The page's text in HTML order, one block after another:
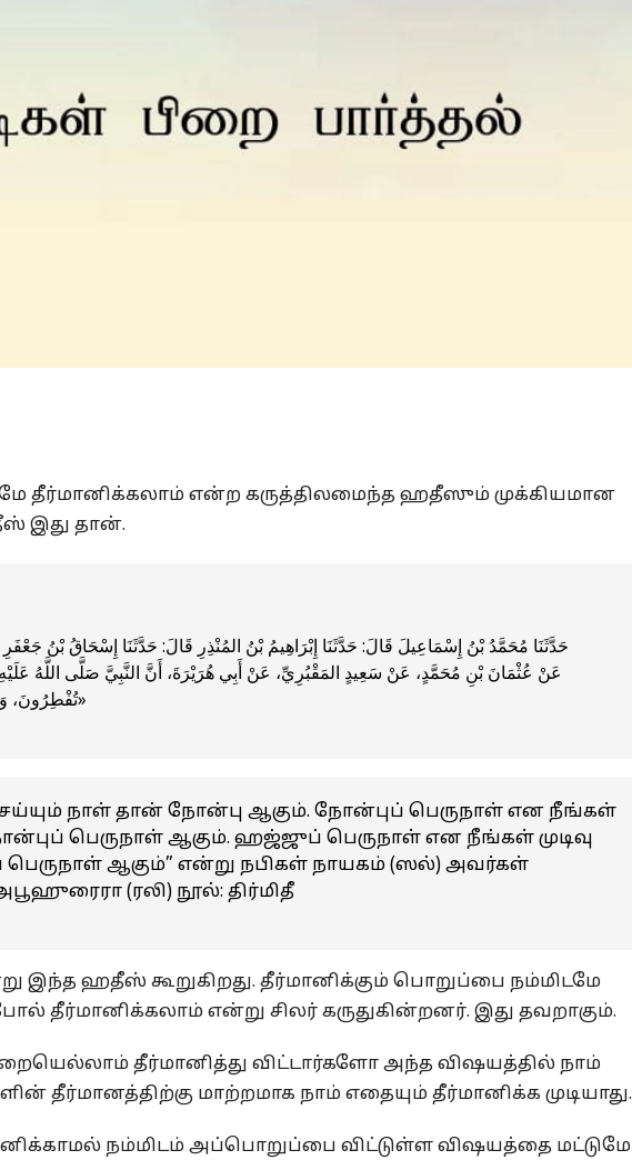
தீர்மானிக்கலாம் என்ற கருத்திலமைந்த ஹதீஸும் முக்கியமான
இது தான்.
عَنْ عُثْمَانَ بْنِ مُحَمَّدٍ، عَنْ سَعِيدٍ المَقْبُرِيِّ، عَنْ أَبِي هُرَيْرَةَ، أَنَّ النَّبِيَّ صَلَّى اللَّهُ
تُفْطِرُونَ، وَالأَضْحَى يَوْمَ تُضَحُّونَ»: «هَذَا حَدِيثٌ حَسَنٌ غَرِيبٌ»
நாள் தான் நோன்பு ஆகும். நோன்புப் பெருநாள் என நீங்கள்
பெருநாள் ஆகும். ஹஜ்ஜுப் பெருநாள் என நீங்கள் முடிவு
ஆகும்” என்று நபிகள் நாயகம் (ஸல்) அவர்கள்
(ரலி) நூல்: திர்மிதீ
இந்த ஹதீஸ் கூறுகிறது. தீர்மானிக்கும் பொறுப்பை நம்மிடமே
தீர்மானிக்கலாம் என்று சிலர் கருதுகின்றனர். இது தவறாகும்.
தீர்மானித்து விட்டார்களோ அந்த விஷயத்தில் நாம்
தீர்மானத்திற்கு மாற்றமாக நாம் எதையும் தீர்மானிக்க முடியாது.
நம்மிடம் அப்பொறுப்பை விட்டுள்ள விஷயத்தை மட்டுமே